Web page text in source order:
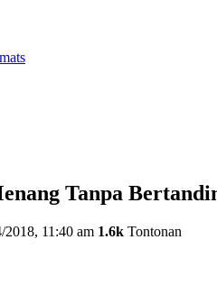
Tanpa
2018, 11:40 am 1.6k Tontonan